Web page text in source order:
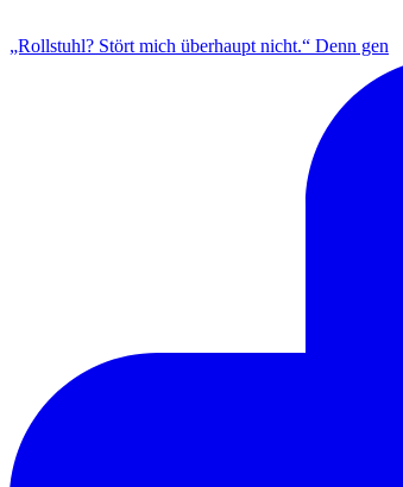
„Rollstuhl? Stört mich überhaupt nicht.“ Denn gen